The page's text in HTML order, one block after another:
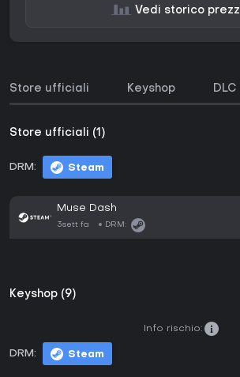
Vedi storico prezzi
Store ufficiali Keyshop DLC
Store ufficiali (1)
DRM: Steam
Muse Dash
3sett fa DRM:
Keyshop (9)
DRM: Steam
Info rischio: